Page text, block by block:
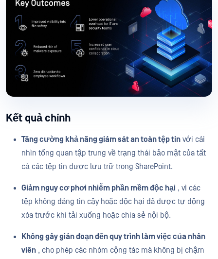
Kết quả chính
Tăng cường khả năng giám sát an toàn tệp tin với cái
nhìn tổng quan tập trung về trạng thái bảo mật của tất
cả các tệp tin được lưu trữ trong SharePoint.
Giảm nguy cơ phơi nhiễm phần mềm độc hại , vì các
tệp không đáng tin cậy hoặc độc hại đã được tự động
xóa trước khi tải xuống hoặc chia sẻ nội bộ.
Không gây gián đoạn đến quy trình làm việc của nhân
viên , cho phép các nhóm cộng tác mà không bị chậm